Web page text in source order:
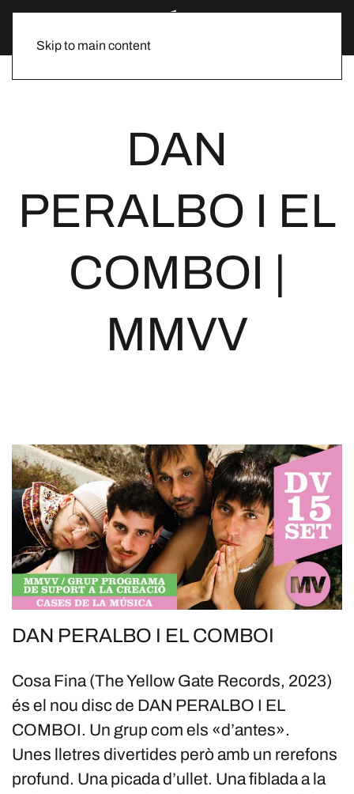
Skip to main content
DAN
PERALBO I EL
COMBOI |
MMVV
DAN PERALBO I EL COMBOI
Cosa Fina (The Yellow Gate Records, 2023)
és el nou disc de DAN PERALBO I EL
COMBOI. Un grup com els «d’antes».
Unes lletres divertides però amb un rerefons
profund. Una picada d’ullet. Una fiblada a la